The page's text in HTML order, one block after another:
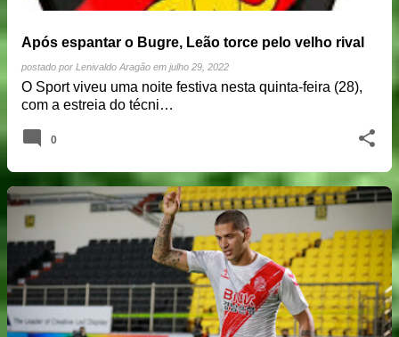
Após espantar o Bugre, Leão torce pelo velho rival
postado por Lenivaldo Aragão em julho 29, 2022
O Sport viveu uma noite festiva nesta quinta-feira (28),
com a estreia do técni…
0